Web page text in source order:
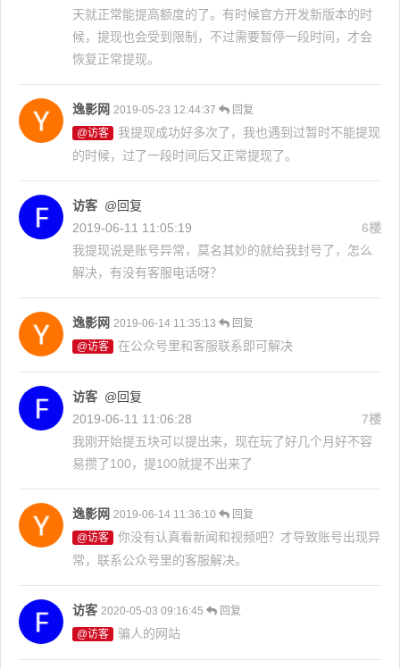
天就正常能提高额度的了。有时候官方开发新版本的时
候，提现也会受到限制，不过需要暂停一段时间，才会
恢复正常提现。
逸影网 2019-05-23 12:44:37
回复
@访客
我提现成功好多次了，我也遇到过暂时不能提现
的时候，过了一段时间后又正常提现了。
访客 @回复
2019-06-11 11:05:19
6楼
我提现说是账号异常，莫名其妙的就给我封号了，怎么
解决，有没有客服电话呀？
逸影网 2019-06-14 11:35:13
回复
@访客
在公众号里和客服联系即可解决
访客 @回复
2019-06-11 11:06:28
7楼
我刚开始提五块可以提出来，现在玩了好几个月好不容
易攒了100，提100就提不出来了
逸影网 2019-06-14 11:36:10
回复
@访客
你没有认真看新闻和视频吧？才导致账号出现异
常，联系公众号里的客服解决。
访客 2020-05-03 09:16:45
回复
@访客
骗人的网站